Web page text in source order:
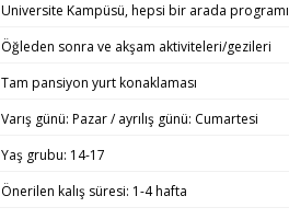
Universite Kampüsü, hepsi bir arada programı
Öğleden sonra ve akşam aktiviteleri/gezileri
Tam pansiyon yurt konaklaması
Varış günü: Pazar / ayrılış günü: Cumartesi
Yaş grubu: 14-17
Önerilen kalış süresi: 1-4 hafta